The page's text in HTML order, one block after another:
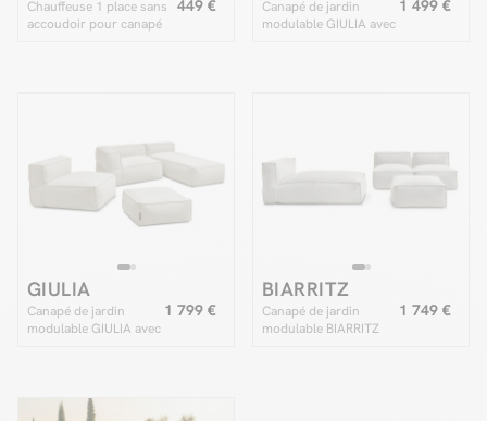
Chauffeuse 1 place sans
accoudoir pour canapé
449 €
Canapé de jardin
modulable GIULIA avec
1 499 €
GIULIA
Canapé de jardin
modulable GIULIA avec
1 pouf
1 799 €
BIARRITZ
Canapé de jardin
modulable BIARRITZ
1 749 €